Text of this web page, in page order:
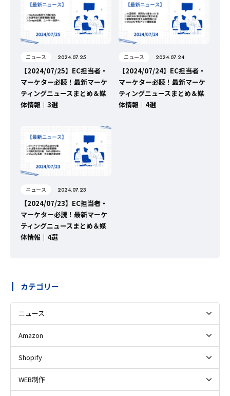
ニュース 2024.07.25
【2024/07/25】EC担当者・
マーケター必読！最新マーケ
ティングニュースまとめ＆媒
体情報｜3選
ニュース 2024.07.24
【2024/07/24】EC担当者・
マーケター必読！最新マーケ
ティングニュースまとめ＆媒
体情報｜4選
ニュース 2024.07.23
【2024/07/23】EC担当者・
マーケター必読！最新マーケ
ティングニュースまとめ＆媒
体情報｜4選
カテゴリー
ニュース
Amazon
Shopify
WEB制作